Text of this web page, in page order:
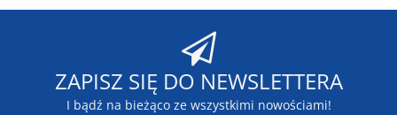
Blaupunkt
ZAPISZ SIĘ DO NEWSLETTERA
I bądź na bieżąco ze wszystkimi nowościami!